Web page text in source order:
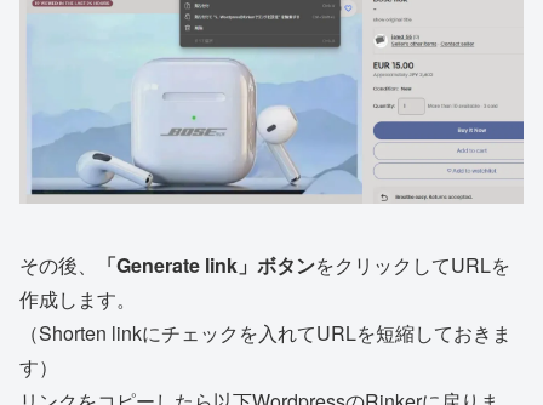
その後、 「Generate link」ボタンをクリックしてURLを
作成します。
（Shorten linkにチェックを入れてURLを短縮しておきま
す）